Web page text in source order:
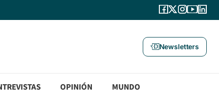
Newsletters
OPINIÓN MUNDO